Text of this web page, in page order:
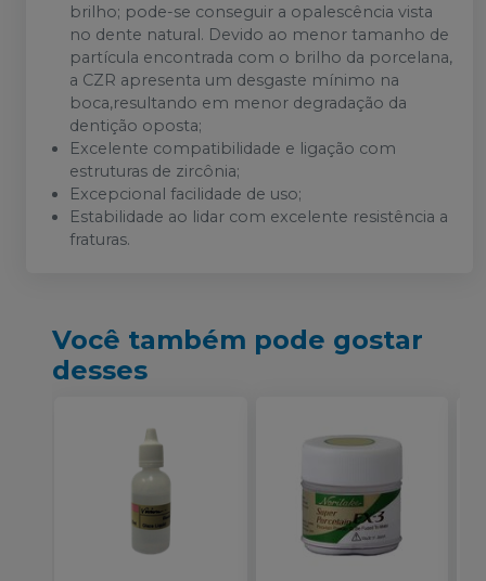
brilho; pode-se conseguir a opalescência vista
no dente natural. Devido ao menor tamanho de
partícula encontrada com o brilho da porcelana,
a CZR apresenta um desgaste mínimo na
boca,resultando em menor degradação da
dentição oposta;
Excelente compatibilidade e ligação com
estruturas de zircônia;
Excepcional facilidade de uso;
Estabilidade ao lidar com excelente resistência a
fraturas.
Você também pode gostar
desses